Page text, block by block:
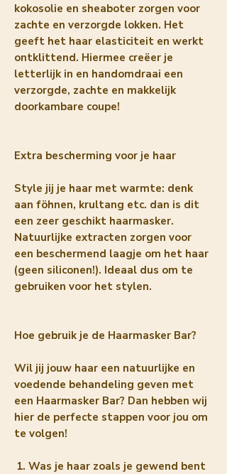
kokosolie en sheaboter zorgen voor
zachte en verzorgde lokken. Het
geeft het haar elasticiteit en werkt
ontklittend. Hiermee creëer je
letterlijk in en handomdraai een
verzorgde, zachte en makkelijk
doorkambare coupe!
Extra bescherming voor je haar
Style jij je haar met warmte: denk
aan föhnen, krultang etc. dan is dit
een zeer geschikt haarmasker.
Natuurlijke extracten zorgen voor
een beschermend laagje om het haar
(geen siliconen!). Ideaal dus om te
gebruiken voor het stylen.
Hoe gebruik je de Haarmasker Bar?
Wil jij jouw haar een natuurlijke en
voedende behandeling geven met
een Haarmasker Bar? Dan hebben wij
hier de perfecte stappen voor jou om
te volgen!
Was je haar zoals je gewend bent